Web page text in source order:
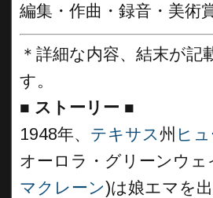
編集・作曲・録音・美術
＊詳細な内容、結末が記
す。
■ ストーリー ■
1948年、 テキサス州 ヒ
オーロラ・グリーンウェ
マクレーン)は娘エマを